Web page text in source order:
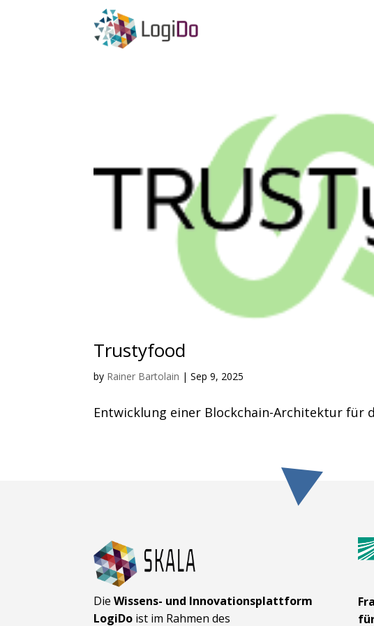
Trustyfood
by Rainer Bartolain |Sep 9, 2025
Entwicklung einer Blockchain-Architektur für
DieWissens- und Innovationsplattform
LogiDo ist im Rahmen des